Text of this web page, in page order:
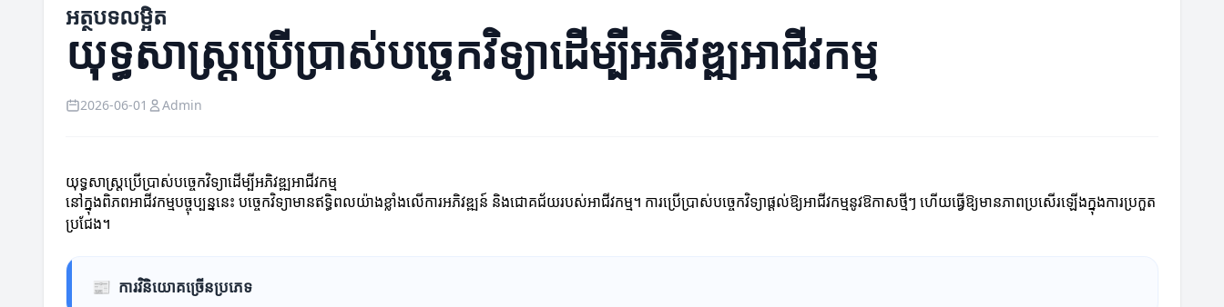
អត្ថបទលម្អិត
យុទ្ធសាស្ត្រប្រើប្រាស់បច្ចេកវិទ្យា​ដើម្បីអភិវឌ្ឍអាជីវកម្ម
2026-06-01 Admin
យុទ្ធសាស្ត្រប្រើប្រាស់បច្ចេកវិទ្យា​ដើម្បីអភិវឌ្ឍអាជីវកម្ម
នៅក្នុងពិភពអាជីវកម្មបច្ចុប្បន្ននេះ បច្ចេកវិទ្យាមានឥទ្ធិពលយ៉ាងខ្លាំងលើការអភិវឌ្ឍន៍ និងជោគជ័យរបស់អាជីវកម្ម។ ការប្រើប្រាស់បច្ចេកវិទ្យាផ្តល់ឱ្យអាជីវកម្មនូវឱកាសថ្មីៗ ហើយធ្វើឱ្យមានភាពប្រសើរឡើងក្នុងការប្រកួត
ប្រជែង។
📰 ការវិនិយោគច្រើនប្រភេទ